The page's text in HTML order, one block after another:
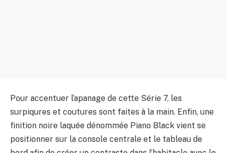
Pour accentuer l’apanage de cette Série 7, les
surpiqures et coutures sont faites à la main. Enfin, une
finition noire laquée dénommée Piano Black vient se
positionner sur la console centrale et le tableau de